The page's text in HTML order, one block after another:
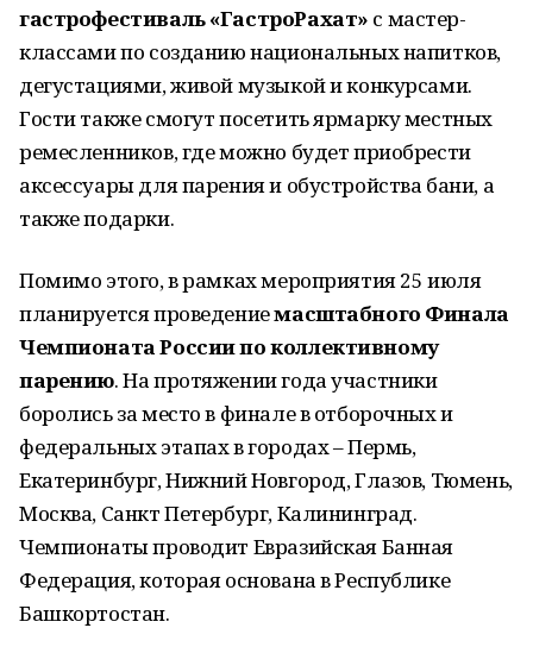
гастрофестиваль «ГастроРахат» с мастер-
классами по созданию национальных напитков,
дегустациями, живой музыкой и конкурсами.
Гости также смогут посетить ярмарку местных
ремесленников, где можно будет приобрести
аксессуары для парения и обустройства бани, а
также подарки.
Помимо этого, в рамках мероприятия 25 июля
планируется проведениемасштабного Финала
Чемпионата России по коллективному
парению. На протяжении года участники
боролись за место в финале в отборочных и
федеральных этапах в городах – Пермь,
Екатеринбург, Нижний Новгород, Глазов, Тюмень,
Москва, Санкт Петербург, Калининград.
Чемпионаты проводит Евразийская Банная
Федерация, которая основана в Республике
Башкортостан.